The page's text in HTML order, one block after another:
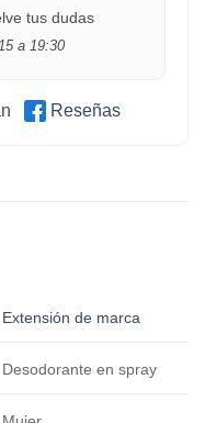
tus dudas
a 19:30
Reseñas
Extensión de marca
Desodorante en spray